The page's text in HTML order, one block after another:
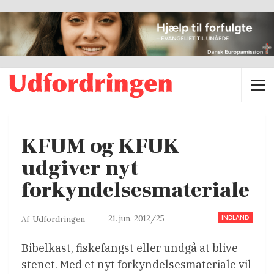
KFUM og KFUK
udgiver nyt
forkyndelsesmateriale
INDLAND
Af Udfordringen 21. jun. 2012/25
Bibelkast, fiskefangst eller undgå at blive
stenet. Med et nyt forkyndelsesmateriale vil